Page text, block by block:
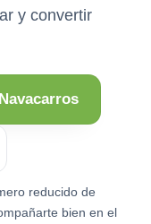
y convertir
reducido de
bien en el